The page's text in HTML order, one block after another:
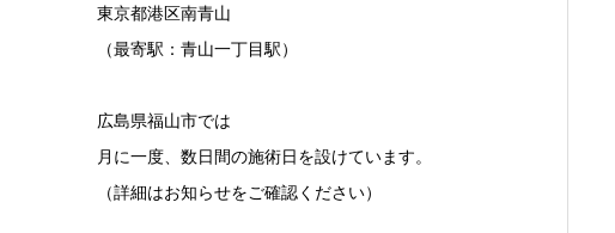
東京都港区南青山
（最寄駅：青山一丁目駅）
広島県福山市では
月に一度、数日間の施術日を設けています。
（詳細はお知らせをご確認ください）